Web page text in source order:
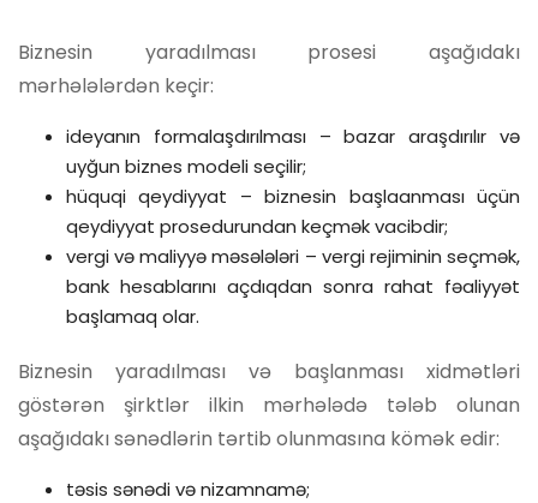
Biznesin yaradılması prosesi aşağıdakı
mərhələlərdən keçir:
ideyanın formalaşdırılması – bazar araşdırılır və
uyğun biznes modeli seçilir;
hüquqi qeydiyyat – biznesin başlaanması üçün
qeydiyyat prosedurundan keçmək vacibdir;
vergi və maliyyə məsələləri – vergi rejiminin seçmək,
bank hesablarını açdıqdan sonra rahat fəaliyyət
başlamaq olar.
Biznesin yaradılması və başlanması xidmətləri
göstərən şirktlər ilkin mərhələdə tələb olunan
aşağıdakı sənədlərin tərtib olunmasına kömək edir:
təsis sənədi və nizamnamə;